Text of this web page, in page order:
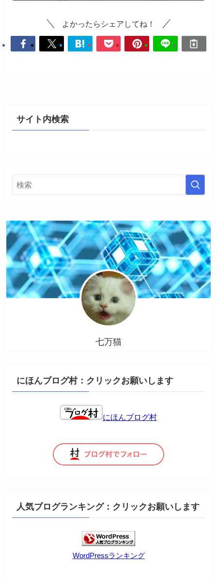
よかったらシェアしてね！
サイト内検索
七万猫
にほんブログ村：クリックお願いします
にほんブログ村
人気ブログランキング：クリックお願いします
WordPressランキング